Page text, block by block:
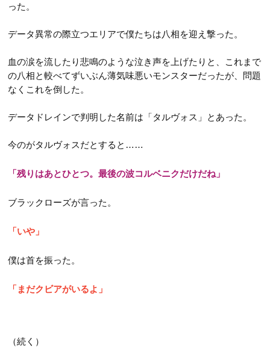
った。
データ異常の際立つエリアで僕たちは八相を迎え撃った。
血の涙を流したり悲鳴のような泣き声を上げたりと、これまで
の八相と較べてずいぶん薄気味悪いモンスターだったが、問題
なくこれを倒した。
データドレインで判明した名前は「タルヴォス」とあった。
今のがタルヴォスだとすると……
「残りはあとひとつ。最後の波コルベニクだけだね」
ブラックローズが言った。
「いや」
僕は首を振った。
「まだクビアがいるよ」
（続く）